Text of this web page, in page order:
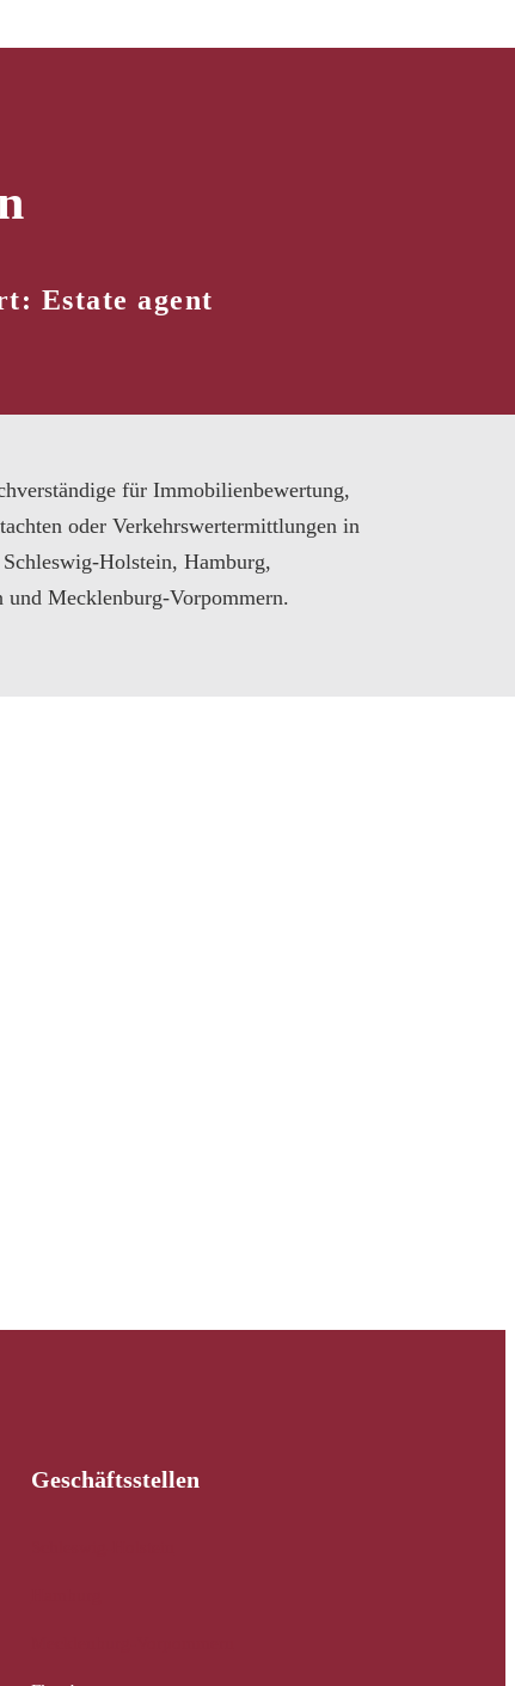
Estate agent
für Immobilienbewertung,
oder Verkehrswertermittlungen in
Holstein, Hamburg,
und Mecklenburg-Vorpommern.
Geschäftsstellen